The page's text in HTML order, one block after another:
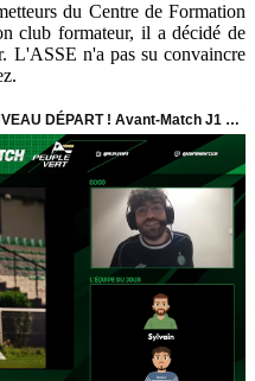
du Centre de Formation
club formateur, il a décidé de
L'ASSE n'a pas su convaincre